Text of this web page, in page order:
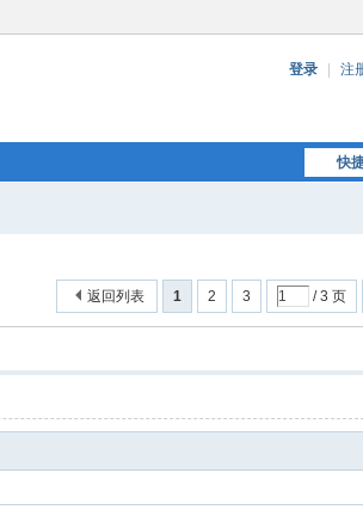
登录 注
快
1 2 3 / 3 页
返回列表